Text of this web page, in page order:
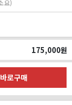
요)
175,000원